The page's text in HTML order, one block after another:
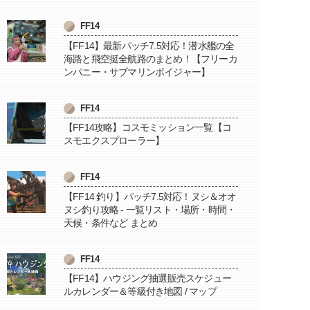
FF14
【FF14】最新パッチ7.5対応！潜水艦の全
海路と飛空挺全航路のまとめ！【フリーカ
ンパニー・サブマリンボイジャー】
FF14
【FF14攻略】コスモミッション一覧【コ
スモエクスプローラー】
FF14
【FF14 釣り】パッチ7.5対応！ヌシ＆オオ
ヌシ釣り攻略 - 一覧リスト・場所・時間・
天候・条件など まとめ
FF14
【FF14】ハウジング抽選販売スケジュー
ルカレンダー＆等級付き地図 / マップ